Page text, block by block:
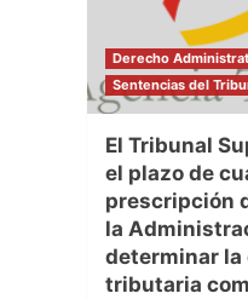
Derecho
Sentencias del
El Tribunal
el plazo de
prescripción
la
determinar la
tributaria